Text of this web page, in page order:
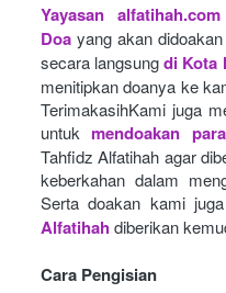
Yayasan alfatihah.com
Doa yang akan
secara langsung di Kota
menitipkan doanya ke
TerimakasihKami juga
untuk mendoakan
Tahfidz Alfatihah agar
keberkahan dalam
Serta doakan kami
Alfatihah diberikan
Cara Pengisian